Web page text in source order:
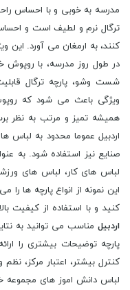
مدرسه به خوبی و با احساس
ترگال نرم و لطیف است و
کنند، به ارمغان می آورد. این
در طول روز مدرسه، با روپوش
شست وشو، پارچه ترگال
ویژگی باعث می شود که
همیشه تمیز و مرتب به نظر
اردبیل عموما محدود به
صنایع نیز استفاده شود. به
لباس های کار، لباس های
این نمونه از انواع پارچه ها
کنید و با استفاده از کیفیت
اردبیل مناسب می توانید به
پارچه توضیحات بیشتری را
کنترل بیشتر، اعتبار مرکز،
لباس دانش اموز هاى مجموعه